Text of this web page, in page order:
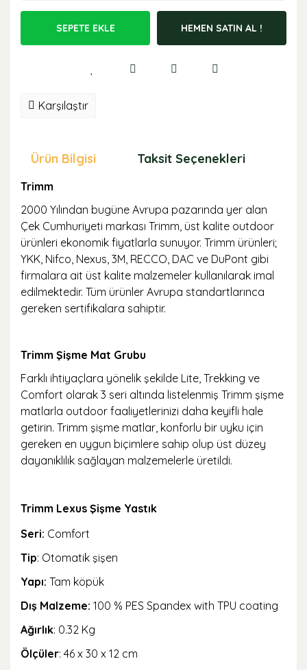
SEPETE EKLE HEMEN SATIN AL !
Karşılaştır
Ürün Bilgisi Taksit Seçenekleri
Trimm
2000 Yılından bugüne Avrupa pazarında yer alan
Çek Cumhuriyeti markası Trimm, üst kalite outdoor
ürünleri ekonomik fiyatlarla sunuyor. Trimm ürünleri;
YKK, Nifco, Nexus, 3M, RECCO, DAC ve DuPont gibi
firmalara ait üst kalite malzemeler kullanılarak imal
edilmektedir. Tüm ürünler Avrupa standartlarınca
gereken sertifikalara sahiptir.
Trimm Şişme Mat Grubu
Farklı ihtiyaçlara yönelik şekilde Lite, Trekking ve
Comfort olarak 3 seri altında listelenmiş Trimm şişme
matlarla outdoor faaliyetlerinizi daha keyifli hale
getirin. Trimm şişme matlar, konforlu bir uyku için
gereken en uygun biçimlere sahip olup üst düzey
dayanıklılık sağlayan malzemelerle üretildi.
Trimm Lexus Şişme Yastık
Seri: Comfort
Tip: Otomatik şişen
Yapı: Tam köpük
Dış Malzeme: 100 % PES Spandex with TPU coating
Ağırlık: 0.32 Kg
Ölçüler: 46 x 30 x 12 cm